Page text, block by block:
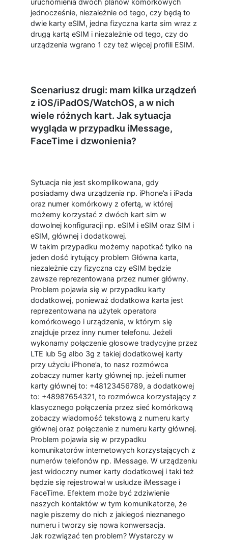
jednocześnie, niezależnie od tego, czy będą to
dwie karty eSIM, jedna fizyczna karta sim wraz z
drugą kartą eSIM i niezależnie od tego, czy do
urządzenia wgrano 1 czy też więcej profili ESIM.
Scenariusz drugi: mam kilka urządzeń
z iOS/iPadOS/WatchOS, a w nich
wiele różnych kart. Jak sytuacja
wygląda w przypadku iMessage,
FaceTime i dzwonienia?
Sytuacja nie jest skomplikowana, gdy
posiadamy dwa urządzenia np. iPhone’a i iPada
oraz numer komórkowy z ofertą, w której
możemy korzystać z dwóch kart sim w
dowolnej konfiguracji np. eSIM i eSIM oraz SIM i
eSIM, głównej i dodatkowej.
W takim przypadku możemy napotkać tylko na
jeden dość irytujący problem Główna karta,
niezależnie czy fizyczna czy eSIM będzie
zawsze reprezentowana przez numer główny.
Problem pojawia się w przypadku karty
dodatkowej, ponieważ dodatkowa karta jest
reprezentowana na użytek operatora
komórkowego i urządzenia, w którym się
znajduje przez inny numer telefonu. Jeżeli
wykonamy połączenie głosowe tradycyjne przez
LTE lub 5g albo 3g z takiej dodatkowej karty
przy użyciu iPhone’a, to nasz rozmówca
zobaczy numer karty głównej np. jeżeli numer
karty głównej to: +48123456789, a dodatkowej
to: +48987654321, to rozmówca korzystający z
klasycznego połączenia przez sieć komórkową
zobaczy wiadomość tekstową z numeru karty
głównej oraz połączenie z numeru karty głównej.
Problem pojawia się w przypadku
komunikatorów internetowych korzystających z
numerów telefonów np. iMessage. W urządzeniu
jest widoczny numer karty dodatkowej i taki też
będzie się rejestrował w usłudze iMessage i
FaceTime. Efektem może być zdziwienie
naszych kontaktów w tym komunikatorze, że
nagle piszemy do nich z jakiegoś nieznanego
numeru i tworzy się nowa konwersacja.
Jak rozwiązać ten problem? Wystarczy w